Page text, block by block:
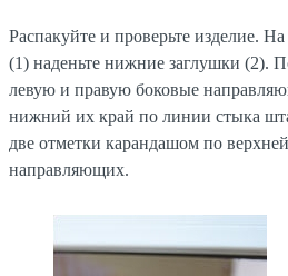
Распакуйте и проверьте изделие.
(1) наденьте нижние заглушки (2).
левую и правую боковые
нижний их край по линии стыка
две отметки карандашом по
направляющих.